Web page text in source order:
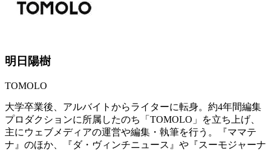
明日陽樹
TOMOLO
大学卒業後、アルバイトからライターに転身。約4年間編集
プロダクションに所属したのち「TOMOLO」を立ち上げ、
主にウェブメディアの運営や編集・執筆を行う。『ママテ
ナ』のほか、『ダ・ヴィンチニュース』や『スーモジャーナ